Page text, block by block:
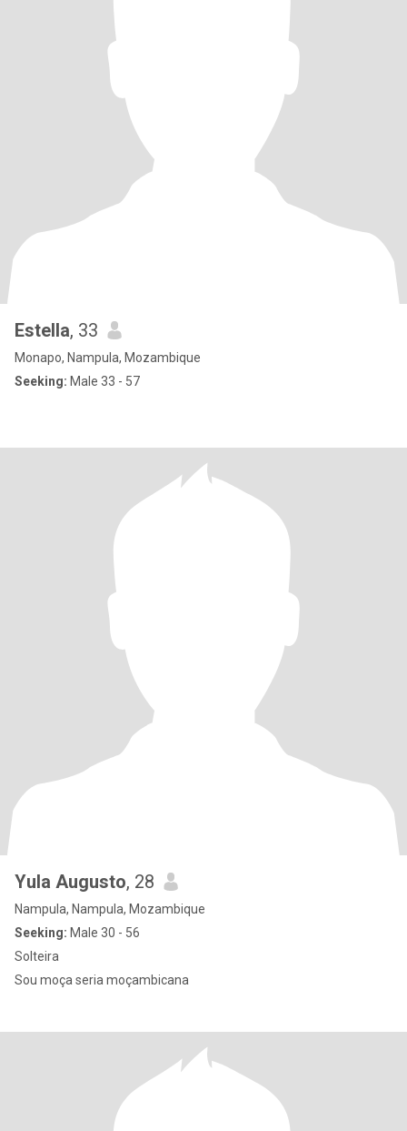
Estella, 33
Monapo, Nampula, Mozambique
Seeking: Male 33 - 57
Yula Augusto, 28
Nampula, Nampula, Mozambique
Seeking: Male 30 - 56
Solteira
Sou moça seria moçambicana